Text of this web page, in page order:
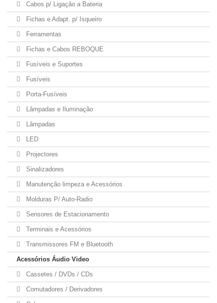
Cabos p/ Ligação a Bateria
Fichas e Adapt. p/ Isqueiro
Ferramentas
Fichas e Cabos REBOQUE
Fusíveis e Suportes
Fusíveis
Porta-Fusíveis
Lâmpadas e Iluminação
Lâmpadas
LED
Projectores
Sinalizadores
Manutenção limpeza e Acessórios
Molduras P/ Auto-Radio
Sensores de Estacionamento
Terminais e Acessórios
Transmissores FM e Bluetooth
Acessórios Áudio Video
Cassetes / DVDs / CDs
Comutadores / Derivadores